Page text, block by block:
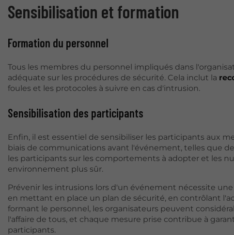
Sensibilisation et formation
Formation du personnel
Tous les membres du personnel impliqués dans
adéquate sur les procédures de sécurité. Cela inclut la
foules et les protocoles à suivre en cas d'intrusion.
Sensibilisation des participants
Enfin, il est essentiel de sensibiliser les participants aux
biais de communications avant l'événement, telles que
les participants sur les comportements à adopter et les
environnement plus sûr.
Prévenir les intrusions lors d'un événement nécessite
en mettant en place un plan de sécurité, en contrôlant
formant le personnel, les organisateurs peuvent
l'affaire de tous, et chaque mesure prise contribue à
participants.